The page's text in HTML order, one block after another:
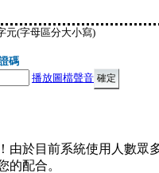
元(字母區分大小寫)
碼
播放圖檔聲音
由於目前系統使用人數眾
的配合。